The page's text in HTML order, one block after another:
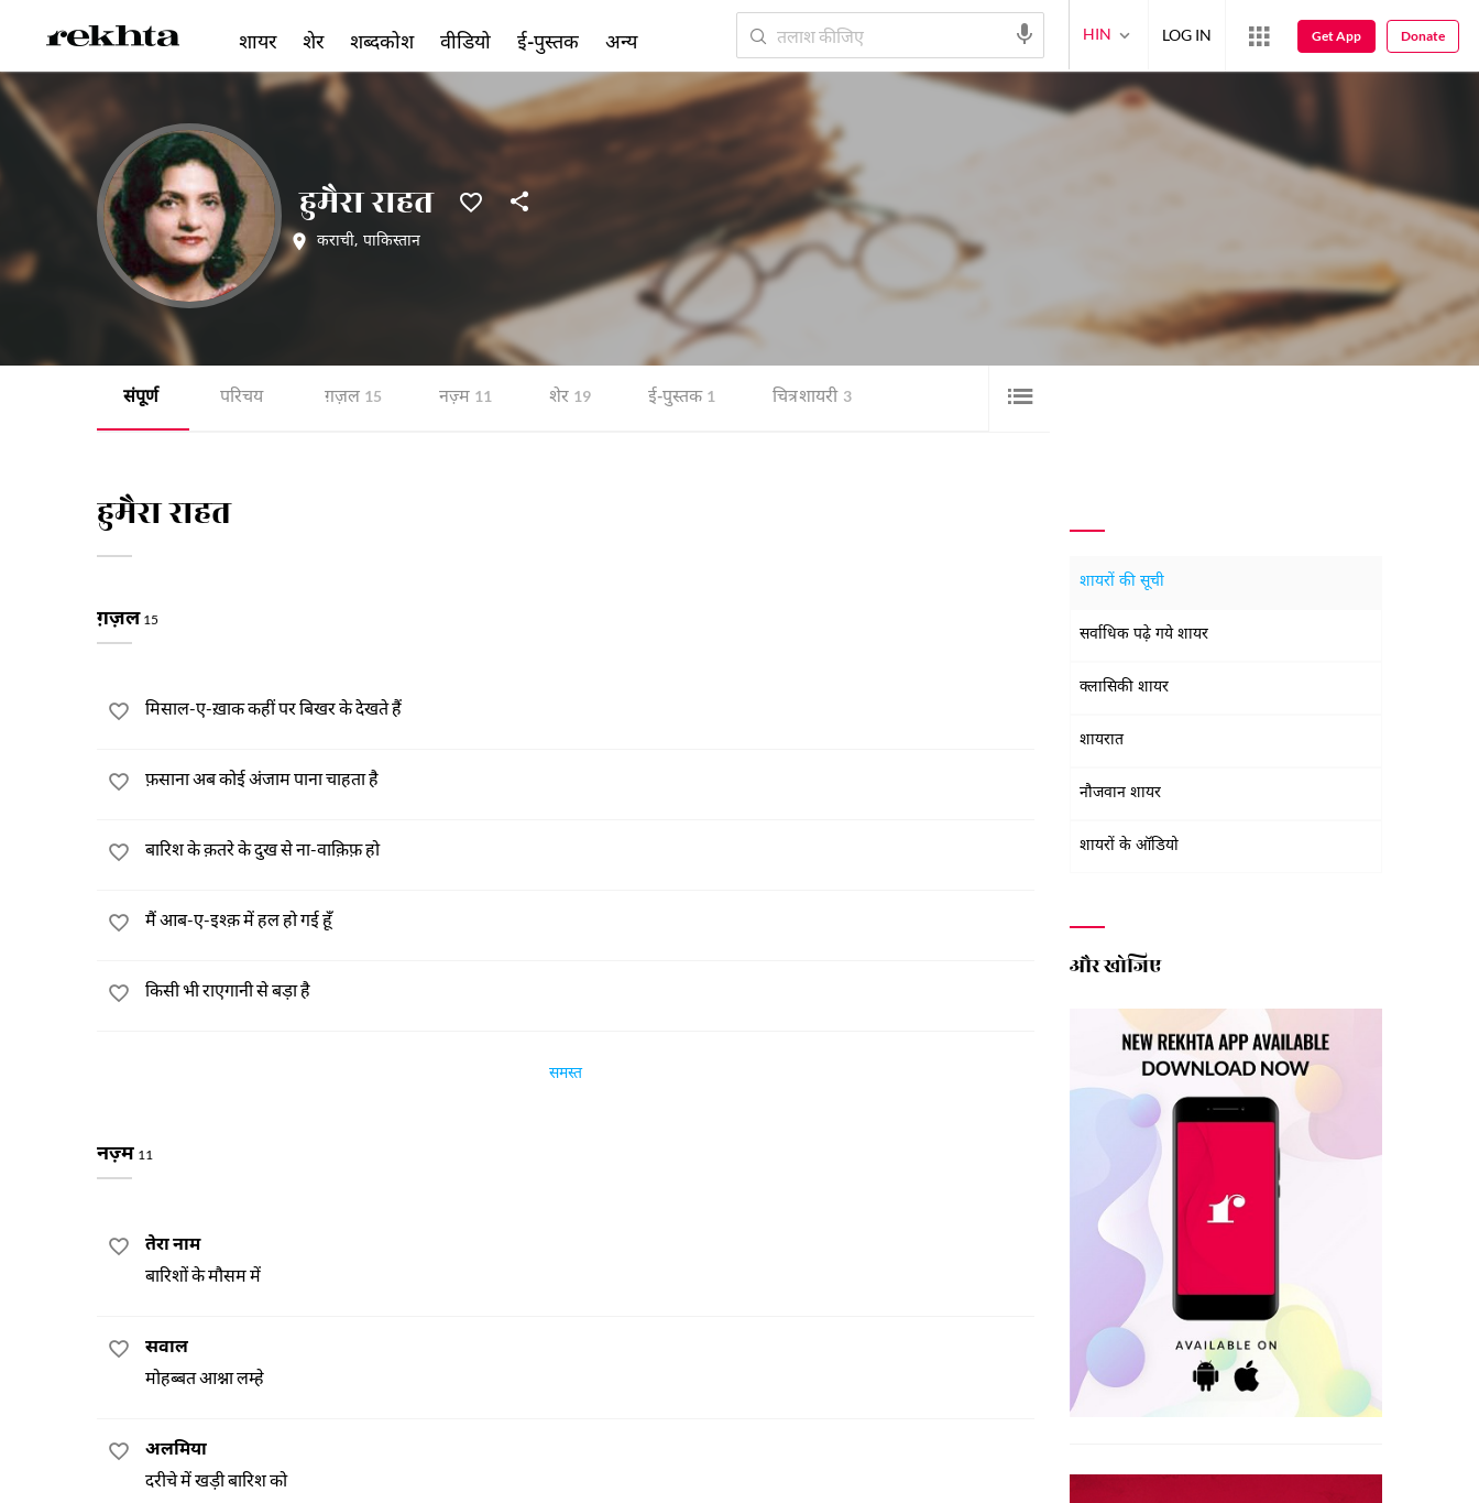
हुमैरा राहत
कराची, पाकिस्तान
संपूर्ण परिचय ग़ज़ल 15 नज़्म 11 शेर 19 ई-पुस्तक 1 चित्र शायरी 3
हुमैरा राहत
ग़ज़ल 15
मिसाल-ए-ख़ाक कहीं पर बिखर के देखते हैं
फ़साना अब कोई अंजाम पाना चाहता है
बारिश के क़तरे के दुख से ना-वाक़िफ़ हो
मैं आब-ए-इश्क़ में हल हो गई हूँ
किसी भी राएगानी से बड़ा है
समस्त
नज़्म 11
तेरा नाम
बारिशों के मौसम में
सवाल
मोहब्बत आश्ना लम्हे
अलमिया
दरीचे में खड़ी बारिश को
शायरों की सूची
सर्वाधिक पढ़े गये शायर
क्लासिकी शायर
शायरात
नौजवान शायर
शायरों के ऑडियो
और खोजिए
शायर शेर शब्दकोश वीडियो ई-पुस्तक अन्य HIN LOG IN Get App Donate